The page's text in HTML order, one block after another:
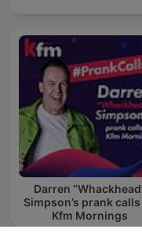
Darren
Simpson’s prank
Kfm Mornings